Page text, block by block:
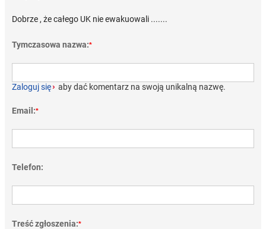
Dobrze , że całego UK nie ewakuowali .......
Tymczasowa nazwa:*
Zaloguj się› aby dać komentarz na swoją unikalną nazwę.
Email:*
Telefon:
Treść zgłoszenia:*